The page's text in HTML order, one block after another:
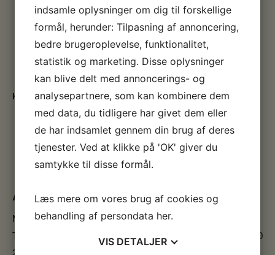
Klik for yderlig besøgsinformation
Åbningstider
Mandag
Tirsdag-søndag
2. påskedag
13:00-17:00
indsamle oplysninger om dig til forskellige
formål, herunder: Tilpasning af annoncering,
bedre brugeroplevelse, funktionalitet,
statistik og marketing. Disse oplysninger
kan blive delt med annoncerings- og
analysepartnere, som kan kombinere dem
med data, du tidligere har givet dem eller
de har indsamlet gennem din brug af deres
tjenester. Ved at klikke på 'OK' giver du
samtykke til disse formål.
Læs mere om vores brug af cookies og
behandling af persondata her.
VIS DETALJER